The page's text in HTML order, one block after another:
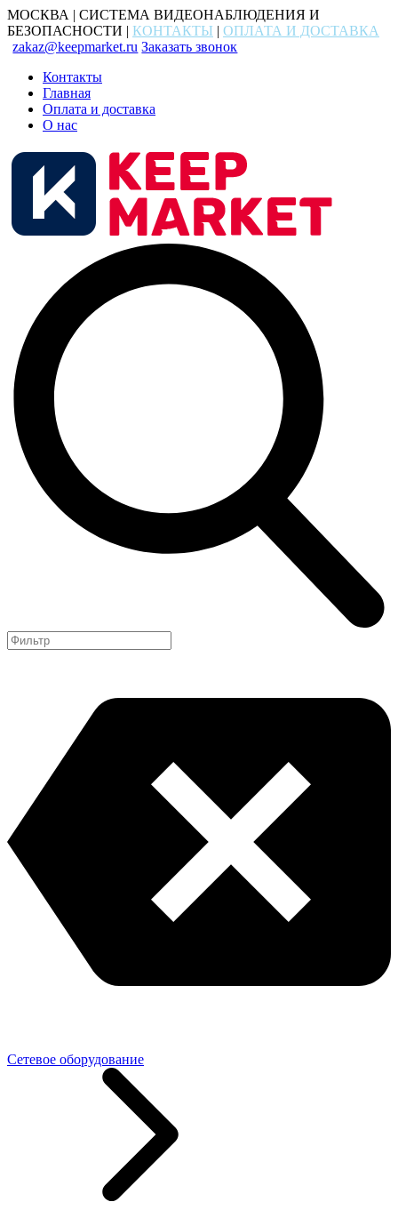
МОСКВА | СИСТЕМА ВИДЕОНАБЛЮДЕНИЯ И
БЕЗОПАСНОСТИ | КОНТАКТЫ | ОПЛАТА И ДОСТАВКА
zakaz@keepmarket.ru Заказать звонок
Контакты
Главная
Оплата и доставка
О нас
Сетевое оборудование